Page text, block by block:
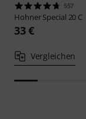
557
HohnerSpecial 20 C
33 €
Vergleichen